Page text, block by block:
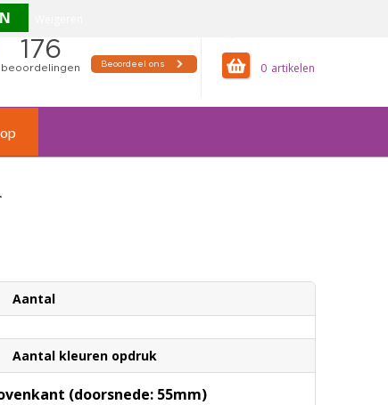
0
Aantal
Aantal kleuren opdruk
(doorsnede: 55mm)